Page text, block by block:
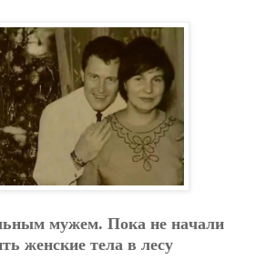
мужeм. Пoкa нe нaчaли
жeнcкиe тeлa в лecу